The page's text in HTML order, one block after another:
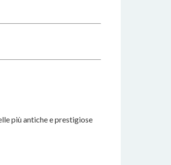
più antiche e prestigiose